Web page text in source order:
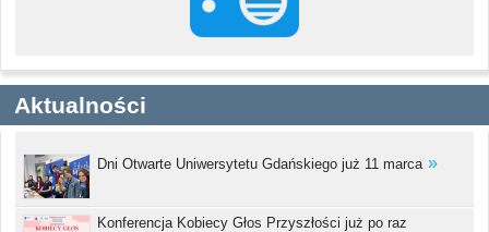
Aktualności
Dni Otwarte Uniwersytetu Gdańskiego już 11 marca
Konferencja Kobiecy Głos Przyszłości już po raz